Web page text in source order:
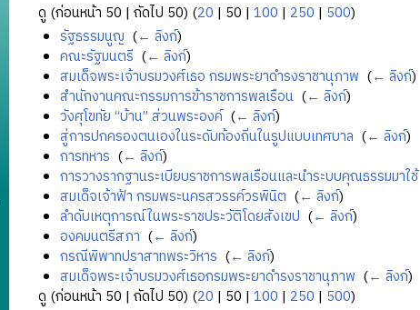
ดู (ก่อนหน้า 50 | ถัดไป 50) (20 | 50 | 100 | 250 | 500)
รัฐธรรมนูญ (← ลิงก์)
คณะรัฐมนตรี (← ลิงก์)
สมเด็จพระเจ้าบรมวงศ์เธอ กรมพระยาดำรงราชานุภาพ (← ลิงก์)
สำนักงานคณะกรรมการข้าราชการพลเรือน (← ลิงก์)
วังศุโขทัย “บ้าน” ส่วนพระองค์‎ (← ลิงก์)
สู่การปกครองตนเองในระดับท้องถิ่นในรูปแบบเทศบาล (← ลิงก์)
การทหาร (← ลิงก์)
การวางรากฐานระเบียบราชการพลเรือนและนำระบบคุณธรรมมาใช้‎
สมเด็จเจ้าฟ้า กรมพระนครสวรรค์วรพินิต (← ลิงก์)
ลำดับเหตุการณ์ในพระราชประวัติโดยสังเขป (← ลิงก์)
องคมนตรีสภา (← ลิงก์)
กรณีพิพาทปราสาทพระวิหาร (← ลิงก์)
สมเด็จพระเจ้าบรมวงศ์เธอกรมพระยาดำรงราชานุภาพ (← ลิงก์)
ดู (ก่อนหน้า 50 | ถัดไป 50) (20 | 50 | 100 | 250 | 500)